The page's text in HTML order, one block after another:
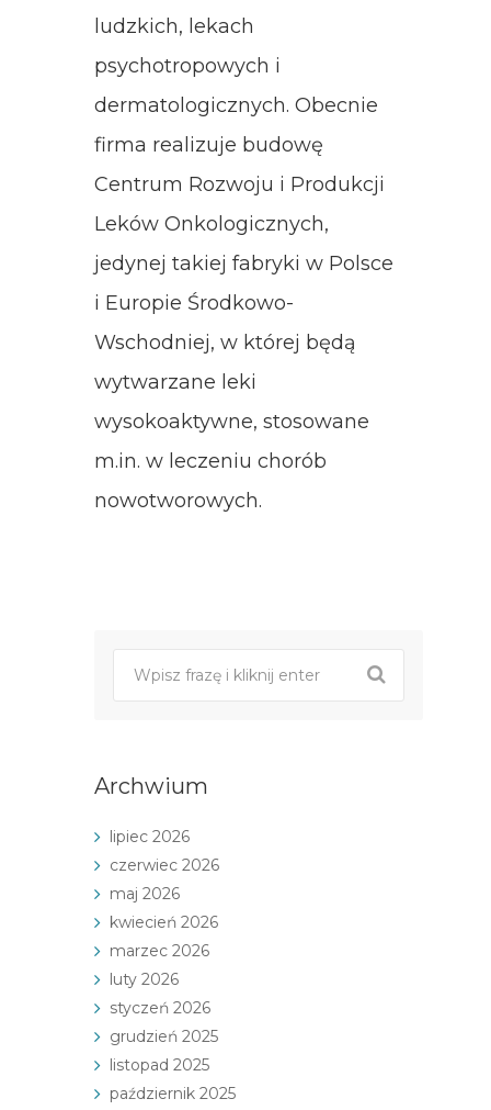
ludzkich, lekach
psychotropowych i
dermatologicznych. Obecnie
firma realizuje budowę
Centrum Rozwoju i Produkcji
Leków Onkologicznych,
jedynej takiej fabryki w Polsce
i Europie Środkowo-
Wschodniej, w której będą
wytwarzane leki
wysokoaktywne, stosowane
m.in. w leczeniu chorób
nowotworowych.
Archwium
lipiec 2026
czerwiec 2026
maj 2026
kwiecień 2026
marzec 2026
luty 2026
styczeń 2026
grudzień 2025
listopad 2025
październik 2025